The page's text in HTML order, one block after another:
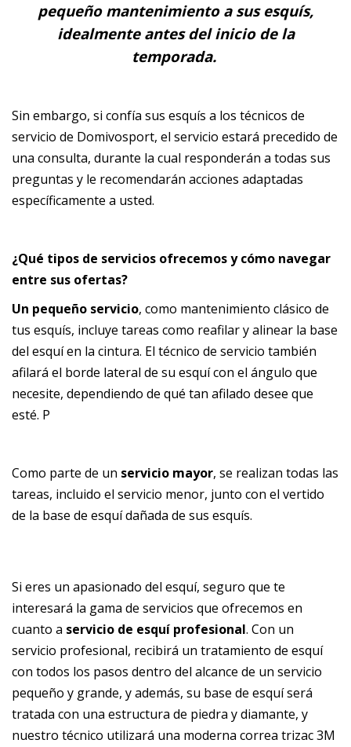
pequeño mantenimiento a sus esquís,
idealmente antes del inicio de la
temporada.
Sin embargo, si confía sus esquís a los técnicos de
servicio de Domivosport, el servicio estará precedido de
una consulta, durante la cual responderán a todas sus
preguntas y le recomendarán acciones adaptadas
específicamente a usted.
¿Qué tipos de servicios ofrecemos y cómo navegar
entre sus ofertas?
Un pequeño servicio, como mantenimiento clásico de
tus esquís, incluye tareas como reafilar y alinear la base
del esquí en la cintura. El técnico de servicio también
afilará el borde lateral de su esquí con el ángulo que
necesite, dependiendo de qué tan afilado desee que
esté. P
Como parte de un servicio mayor, se realizan todas las
tareas, incluido el servicio menor, junto con el vertido
de la base de esquí dañada de sus esquís.
Si eres un apasionado del esquí, seguro que te
interesará la gama de servicios que ofrecemos en
cuanto a servicio de esquí profesional. Con un
servicio profesional, recibirá un tratamiento de esquí
con todos los pasos dentro del alcance de un servicio
pequeño y grande, y además, su base de esquí será
tratada con una estructura de piedra y diamante, y
nuestro técnico utilizará una moderna correa trizac 3M